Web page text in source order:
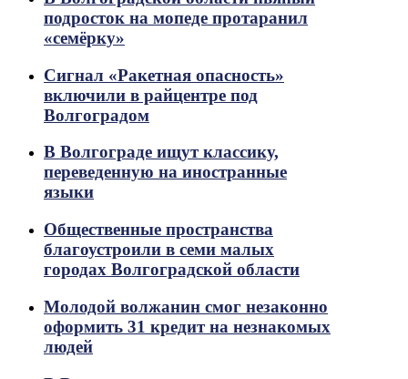
подросток на мопеде протаранил
«семёрку»
Сигнал «Ракетная опасность»
включили в райцентре под
Волгоградом
В Волгограде ищут классику,
переведенную на иностранные
языки
Общественные пространства
благоустроили в семи малых
городах Волгоградской области
Молодой волжанин смог незаконно
оформить 31 кредит на незнакомых
людей